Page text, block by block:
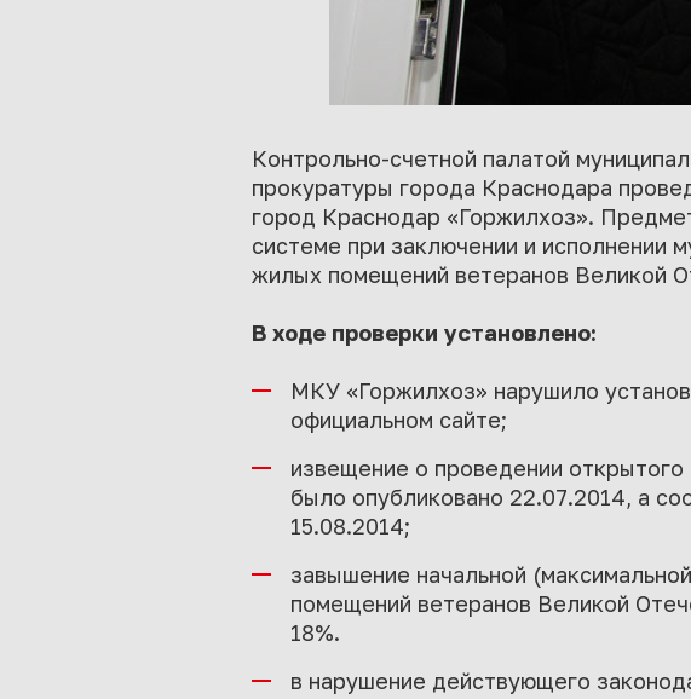
Контрольно-счетной палатой
прокуратуры города Краснодара
город Краснодар «Горжилхоз».
системе при заключении и исполнении
жилых помещений ветеранов Великой
В ходе проверки установлено:
МКУ «Горжилхоз» нарушило
официальном сайте;
извещение о проведении
было опубликовано 22.07.2014, а
15.08.2014;
завышение начальной
помещений ветеранов Великой
18%.
в нарушение действующего